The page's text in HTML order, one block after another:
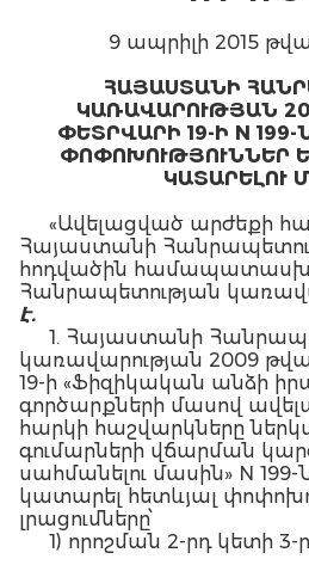
9 ապրիլի 2015
ՀԱՅԱՍՏԱՆԻ
ԿԱՌԱՎԱՐՈՒԹՅԱՆ
ՓԵՏՐՎԱՐԻ 19-Ի N
ՓՈՓՈԽՈՒԹՅՈՒՆՆԵՐ
ԿԱՏԱՐԵԼՈՒ
«Ավելացված արժեքի
Հայաստանի
հոդվածին
Հանրապետության
է.
1. Հայաստանի
կառավարության 2009
19-ի «Ֆիզիկական անձի
գործարքների մասով
հարկի հաշվարկները
գումարների վճարման
սահմանելու մասին» N
կատարել հետևյալ
լրացումները՝
1) որոշման 2-րդ կետի